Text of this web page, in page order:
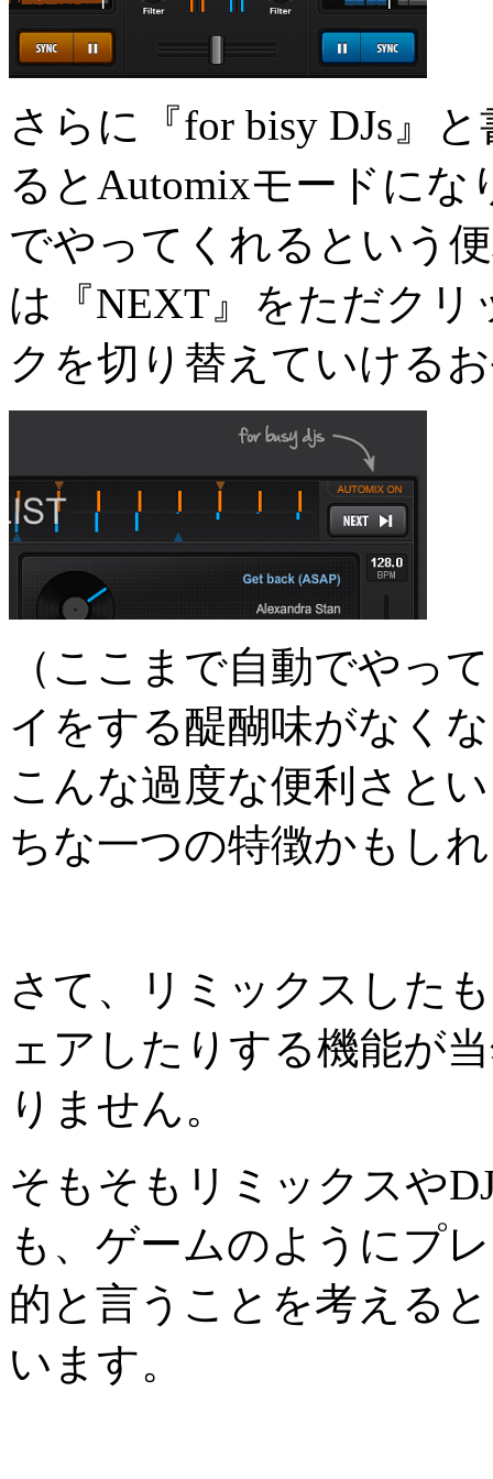
さらに『for bisy DJs』
るとAutomixモードに
でやってくれるという
は『NEXT』をただク
クを切り替えていける
（ここまで自動でやっ
イをする醍醐味がなく
こんな過度な便利さと
ちな一つの特徴かもし
さて、リミックスした
ェアしたりする機能が
りません。
そもそもリミックスや
も、ゲームのようにプ
的と言うことを考える
います。